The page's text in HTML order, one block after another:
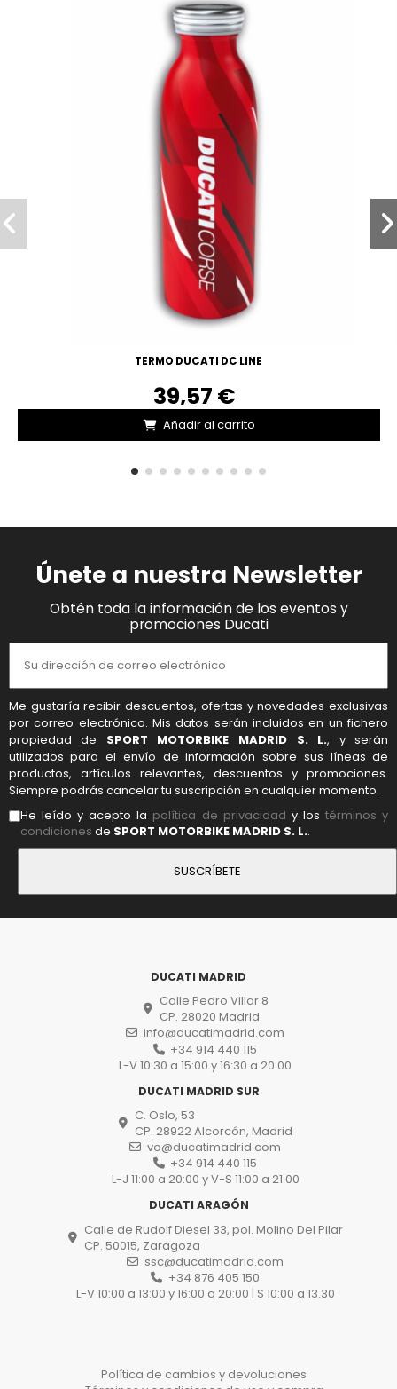
TERMO DUCATI DC LINE
39,57 €
Añadir al carrito
Únete a nuestra Newsletter
Obtén toda la información de los eventos y
promociones Ducati
Me gustaría recibir descuentos, ofertas y novedades exclusivas
por correo electrónico. Mis datos serán incluidos en un fichero
propiedad de SPORT MOTORBIKE MADRID S. L., y serán
utilizados para el envío de información sobre sus líneas de
productos, artículos relevantes, descuentos y promociones.
Siempre podrás cancelar tu suscripción en cualquier momento.
He leído y acepto la política de privacidad y lostérminos y
condiciones de SPORT MOTORBIKE MADRID S. L..
DUCATI MADRID
Calle Pedro Villar 8
CP. 28020 Madrid
info@ducatimadrid.com
+34 914 440 115
L-V 10:30 a 15:00 y 16:30 a 20:00
DUCATI MADRID SUR
C. Oslo, 53
CP. 28922 Alcorcón, Madrid
vo@ducatimadrid.com
+34 914 440 115
L-J 11:00 a 20:00 y V-S 11:00 a 21:00
DUCATI ARAGÓN
Calle de Rudolf Diesel 33, pol. Molino Del Pilar
CP. 50015, Zaragoza
ssc@ducatimadrid.com
+34 876 405 150
L-V 10:00 a 13:00 y 16:00 a 20:00 | S 10:00 a 13.30
Política de cambios y devoluciones